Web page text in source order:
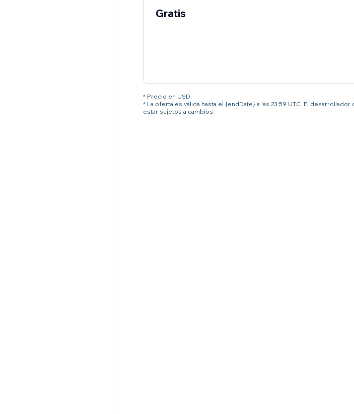
Gratis
* Precio en USD.
* La oferta es válida hasta el {endDate} a las 23:59 UTC. El
estar sujetos a cambios.